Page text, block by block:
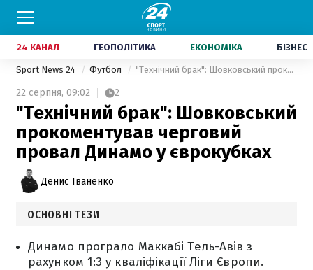
24 КАНАЛ ГЕОПОЛІТИКА ЕКОНОМІКА БІЗНЕС
Sport News 24 Футбол "Технічний брак": Шовковський прокоментував черговий провал Динамо у єврокубках
22 серпня, 09:02 2
"Технічний брак": Шовковський
прокоментував черговий
провал Динамо у єврокубках
Денис Іваненко
ОСНОВНІ ТЕЗИ
Динамо програло Маккабі Тель-Авів з
рахунком 1:3 у кваліфікації Ліги Європи.